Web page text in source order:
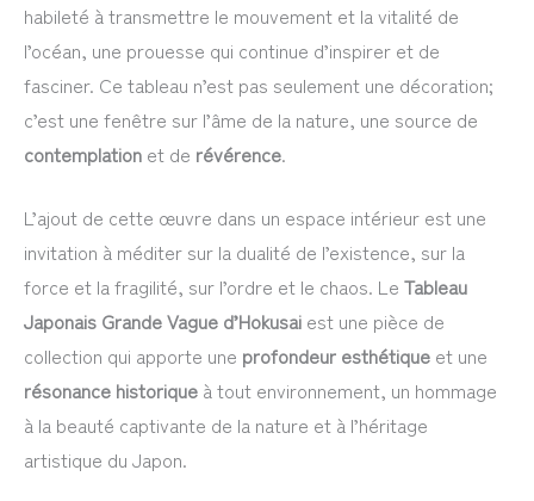
habileté à transmettre le mouvement et la vitalité de
l’océan, une prouesse qui continue d’inspirer et de
fasciner. Ce tableau n’est pas seulement une décoration;
c’est une fenêtre sur l’âme de la nature, une source de
contemplation et de révérence.
L’ajout de cette œuvre dans un espace intérieur est une
invitation à méditer sur la dualité de l’existence, sur la
force et la fragilité, sur l’ordre et le chaos. Le Tableau
Japonais Grande Vague d’Hokusai est une pièce de
collection qui apporte une profondeur esthétique et une
résonance historique à tout environnement, un hommage
à la beauté captivante de la nature et à l’héritage
artistique du Japon.